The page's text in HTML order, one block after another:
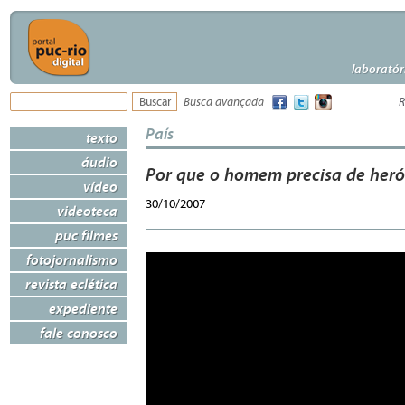
Busca avançada
texto
áudio
vídeo
videoteca
puc filmes
fotojornalismo
revista eclética
expediente
fale conosco
País
Por que o homem precisa de
30/10/2007